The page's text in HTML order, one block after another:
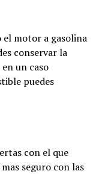
motor a gasolina
conservar la
un caso
puedes
con el que
seguro con las